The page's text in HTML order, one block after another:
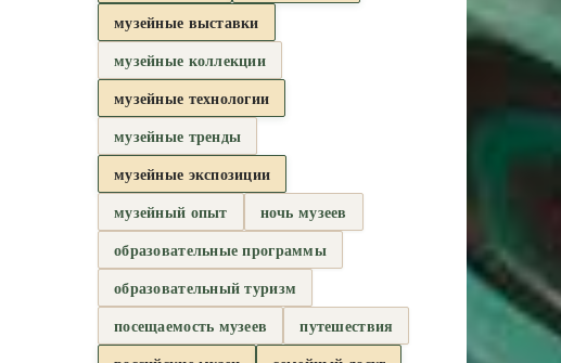
музейные выставки
музейные коллекции
музейные технологии
музейные тренды
музейные экспозиции
музейный опыт
ночь музеев
образовательные программы
образовательный туризм
посещаемость музеев
путешествия